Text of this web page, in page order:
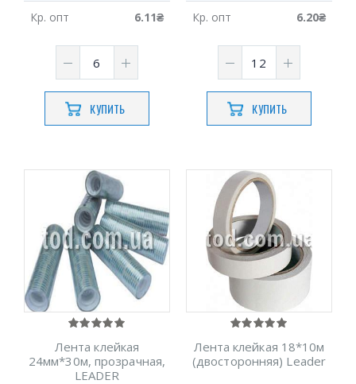
Кр. опт 6.11₴
КУПИТЬ
Кр. опт 6.20₴
КУПИТЬ
Лента клейкая
24мм*30м, прозрачная,
LEADER
Лента клейкая 18*10м
(двосторонняя) Leader